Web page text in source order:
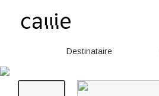
Destinataire